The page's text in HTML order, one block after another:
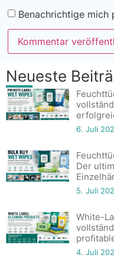
Benachrichtige mich
Neueste
6. Juli
Der
5. Juli
White-
4. Juli